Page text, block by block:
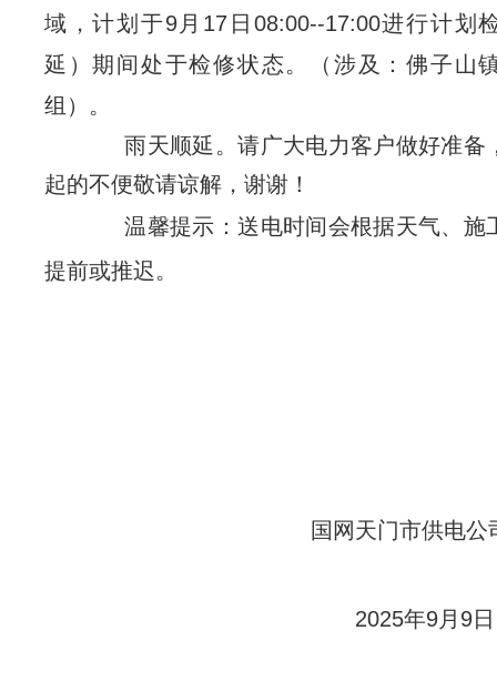
域，计划于9月17日08:00--17:00进行计划
延）期间处于检修状态。（涉及：佛子山
组）。
雨天顺延。请广大电力客户做好准备
起的不便敬请谅解，谢谢！
温馨提示：送电时间会根据天气、施
提前或推迟。
国网天门市供电公
2025年9月9日